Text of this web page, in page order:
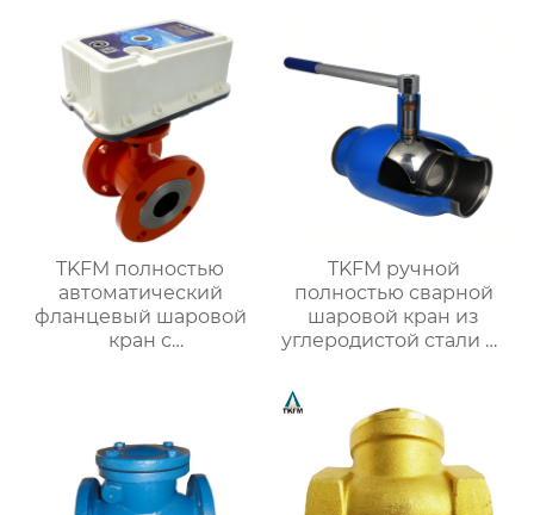
отопления
отопления
TKFM полностью
автоматический
фланцевый шаровой
кран с
TKFM ручной
полностью сварной
шаровой кран из
углеродистой стали от
отопления